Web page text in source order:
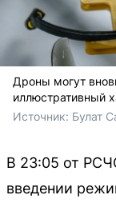
Дроны могут
иллюстративный
Источник: Булат
В 23:05 от
введении